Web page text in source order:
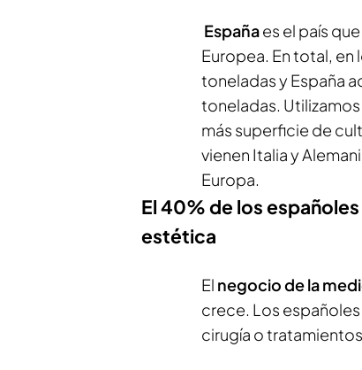
Españaes el país que
Europea. En total,
toneladas y España
toneladas.
más superficie de
vienen Italia y
Europa.
El 40% de los
estética
El negocio de la
crece. Los españoles
cirugía o